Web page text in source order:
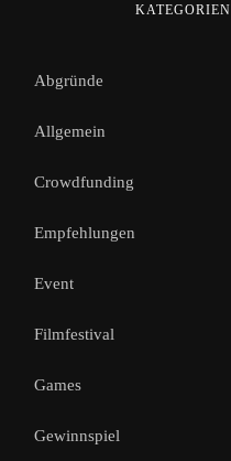
KATEGORIEN
Abgründe
Allgemein
Crowdfunding
Empfehlungen
Event
Filmfestival
Games
Gewinnspiel